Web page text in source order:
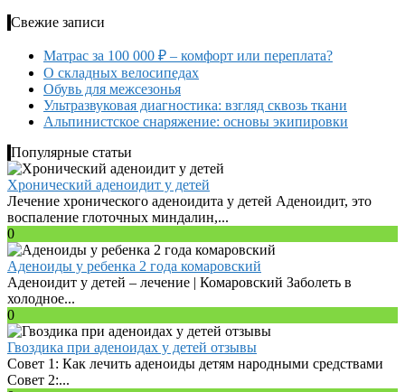
Свежие записи
Матрас за 100 000 ₽ – комфорт или переплата?
О складных велосипедах
Обувь для межсезонья
Ультразвуковая диагностика: взгляд сквозь ткани
Альпинистское снаряжение: основы экипировки
Популярные статьи
Хронический аденоидит у детей
Лечение хронического аденоидита у детей Аденоидит, это
воспаление глоточных миндалин,...
0
Аденоиды у ребенка 2 года комаровский
Аденоидит у детей – лечение | Комаровский Заболеть в
холодное...
0
Гвоздика при аденоидах у детей отзывы
Совет 1: Как лечить аденоиды детям народными средствами
Совет 2:...